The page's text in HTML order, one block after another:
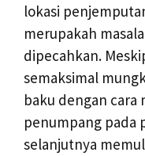
lokasi
merupakah
dipecahkan.
semaksimal
baku dengan
penumpang pada
selanjutnya